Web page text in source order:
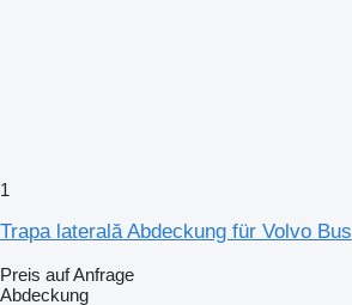
1
Trapa laterală Abdeckung für Volvo Bus
Preis auf Anfrage
Abdeckung